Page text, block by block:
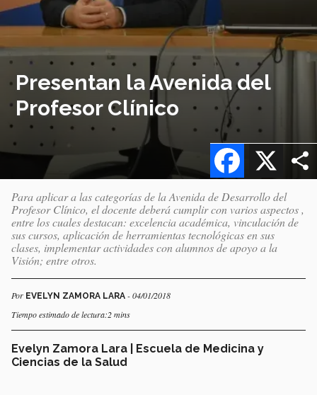
Presentan la Avenida del
Profesor Clínico
X
Facebook
Para aplicar a las categorías de la Avenida de Desarrollo del
Profesor Clínico, el docente deberá cumplir con varios aspectos ,
entre los cuales destacan: excelencia académica, vinculación de
sus cursos, aplicación de herramientas tecnológicas en sus
clases, implementar actividades con alumnos de apoyo a la
Visión; entre otros.
Por EVELYN ZAMORA LARA - 04/01/2018
Tiempo estimado de lectura:2 mins
Evelyn Zamora Lara | Escuela de Medicina y
Ciencias de la Salud